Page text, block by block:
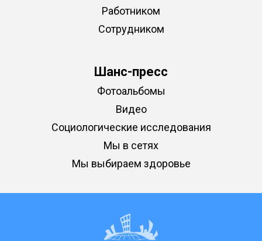
Работником
Сотрудником
Шанс-пресс
Фотоальбомы
Видео
Социологические исследования
Мы в сетях
Мы выбираем здоровье